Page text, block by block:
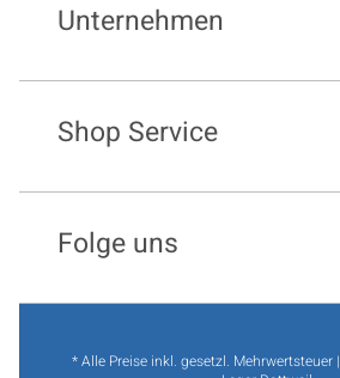
Unternehmen
Shop Service
Folge uns
* Alle Preise inkl. gesetzl. Mehrwertsteuer